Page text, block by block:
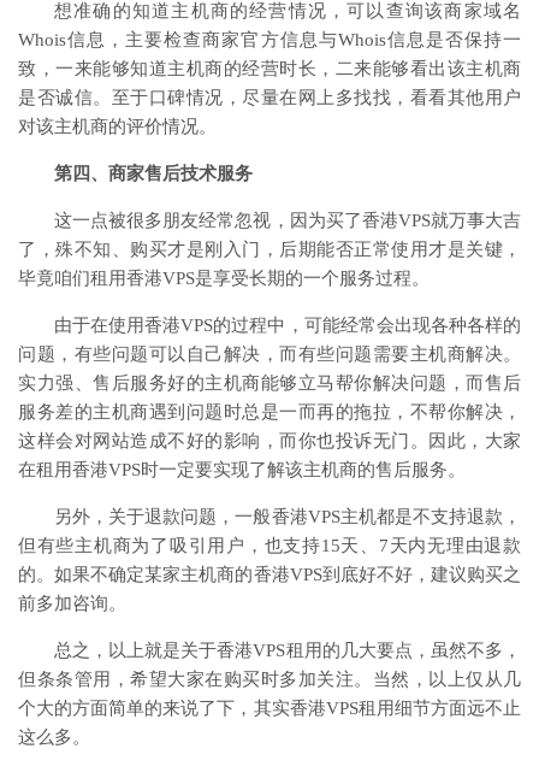
想准确的知道主机商的经营情况，可以查询该商家域名
Whois信息，主要检查商家官方信息与Whois信息是否保持一
致，一来能够知道主机商的经营时长，二来能够看出该主机商
是否诚信。至于口碑情况，尽量在网上多找找，看看其他用户
对该主机商的评价情况。
第四、商家售后技术服务
这一点被很多朋友经常忽视，因为买了香港VPS就万事大吉
了，殊不知、购买才是刚入门，后期能否正常使用才是关键，
毕竟咱们租用香港VPS是享受长期的一个服务过程。
由于在使用香港VPS的过程中，可能经常会出现各种各样的
问题，有些问题可以自己解决，而有些问题需要主机商解决。
实力强、售后服务好的主机商能够立马帮你解决问题，而售后
服务差的主机商遇到问题时总是一而再的拖拉，不帮你解决，
这样会对网站造成不好的影响，而你也投诉无门。因此，大家
在租用香港VPS时一定要实现了解该主机商的售后服务。
另外，关于退款问题，一般香港VPS主机都是不支持退款，
但有些主机商为了吸引用户，也支持15天、7天内无理由退款
的。如果不确定某家主机商的香港VPS到底好不好，建议购买之
前多加咨询。
总之，以上就是关于香港VPS租用的几大要点，虽然不多，
但条条管用，希望大家在购买时多加关注。当然，以上仅从几
个大的方面简单的来说了下，其实香港VPS租用细节方面远不止
这么多。